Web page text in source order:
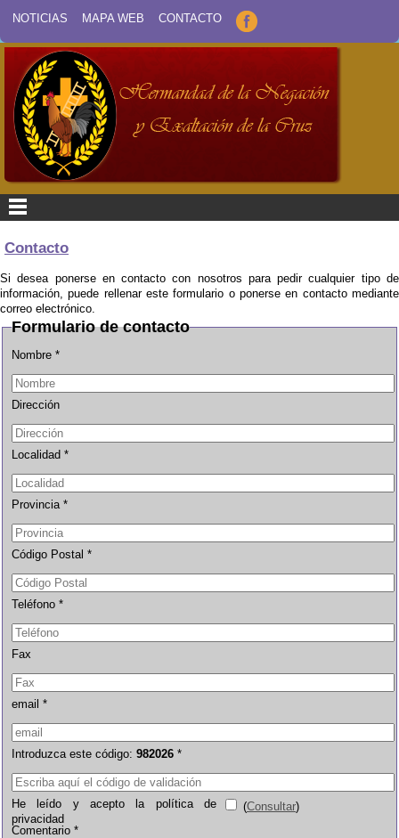
NOTICIAS MAPA WEB CONTACTO
Contacto
Si desea ponerse en contacto con nosotros para pedir cualquier tipo de
información, puede rellenar este formulario o ponerse en contacto mediante
correo electrónico.
Formulario de contacto
Nombre *
Dirección
Localidad *
Provincia *
Código Postal *
Teléfono *
Fax
email *
Introduzca este código: 982026 *
He leído y acepto la política de
privacidad
(Consultar)
Comentario *